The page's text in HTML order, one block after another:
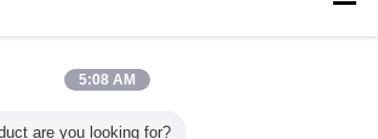
тележки 2 дюймов отражательная на
К2 ПСА Флоурессент отражательной
5:08 AM
are you looking for?